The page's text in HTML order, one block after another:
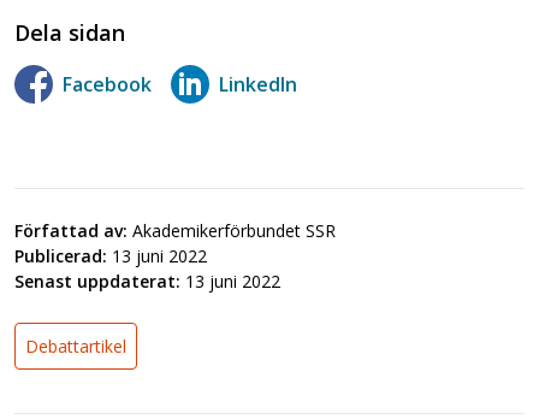
Dela sidan
Facebook LinkedIn
Författad av: Akademikerförbundet SSR
Publicerad: 13 juni 2022
Senast uppdaterat: 13 juni 2022
Debattartikel